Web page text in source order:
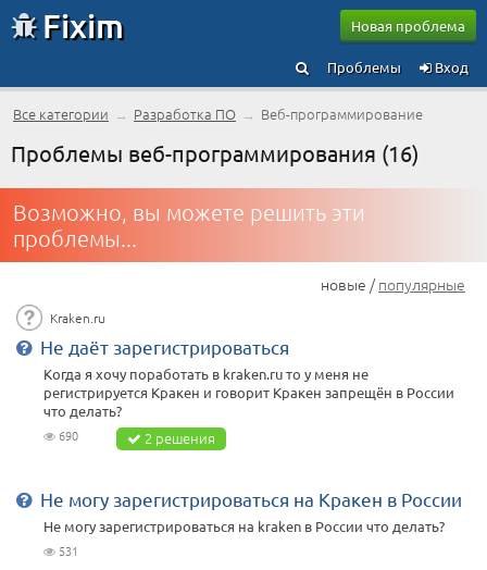
Fixim Новая проблема
Вход
Проблемы
Все категории → Разработка ПО → Веб-программирование
Проблемы веб-программирования (16)
Возможно, вы можете решить эти
проблемы...
новые /популярные
Kraken.ru
Не даёт зарегистрироваться
Когда я хочу поработать в kraken.ru то у меня не
регистрируется Кракен и говорит Кракен запрещён в России
что делать?
690 2 решения
Не могу зарегистрироваться на Кракен в России
Не могу зарегистрироваться на kraken в России что делать?
531